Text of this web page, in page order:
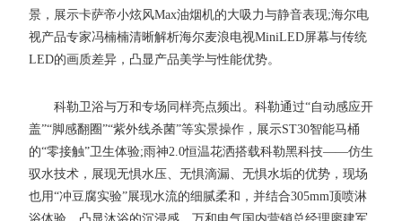
景，展示卡萨帝小炫风Max油烟机的大吸力与静音表现;海尔电
视产品专家冯楠楠清晰解析海尔麦浪电视MiniLED屏幕与传统
LED的画质差异，凸显产品美学与性能优势。
科勒卫浴与万和专场同样亮点频出。科勒通过“自动感应开
盖”“脚感翻圈”“紫外线杀菌”等实景操作，展示ST30智能马桶
的“零接触”卫生体验;雨神2.0恒温花洒搭载科勒黑科技——仿生
驭水技术，展现无惧水压、无惧滴漏、无惧水垢的优势，现场
也用“冲豆腐实验”展现水流的细腻柔和，并结合305mm顶喷淋